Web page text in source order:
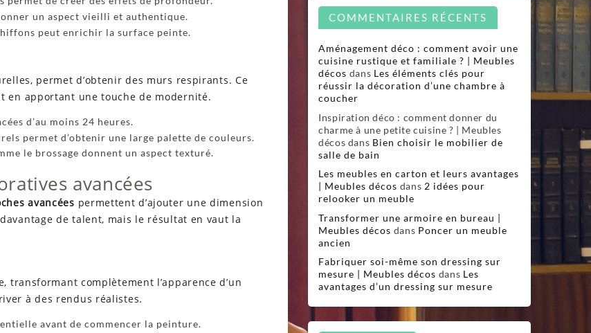
un aspect vieilli et authentique.
peut enrichir la surface peinte.
permet d’obtenir des murs respirants. Ce
apportant une touche de modernité.
d’au moins 24 heures.
permet d’obtenir une large palette de couleurs.
le brossage donnent un aspect texturé.
avancées
avancées permettent d’ajouter une dimension
de talent, mais le résultat en vaut la
transformant complètement l’apparence d’un
à des rendus réalistes.
avant de commencer la peinture.
COMMENTAIRES RÉCENTS
Aménagement déco : comment avoir une
cuisine rustique et familiale ? | Meubles
décos dans Les éléments clés pour
réussir la décoration d’une chambre à
coucher
Inspiration déco : comment donner du
charme à une petite cuisine ? | Meubles
décos dans Bien choisir le mobilier de
salle de bain
Les meubles en carton et leurs avantages
| Meubles décos dans 2 idées pour
relooker un meuble
Transformer une armoire en bureau |
Meubles décos dans Poncer un meuble
ancien
Fabriquer soi-même son dressing sur
mesure | Meubles décos dans Les
avantages d’un dressing sur mesure